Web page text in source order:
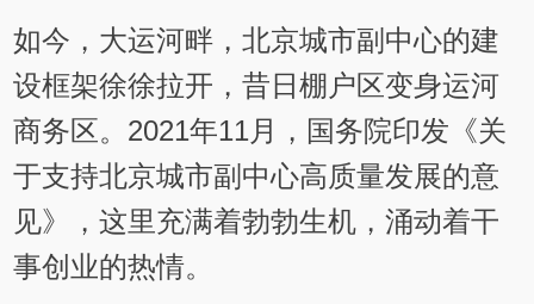
如今，大运河畔，北京城市副中心的建
设框架徐徐拉开，昔日棚户区变身运河
商务区。2021年11月，国务院印发《关
于支持北京城市副中心高质量发展的意
见》，这里充满着勃勃生机，涌动着干
事创业的热情。